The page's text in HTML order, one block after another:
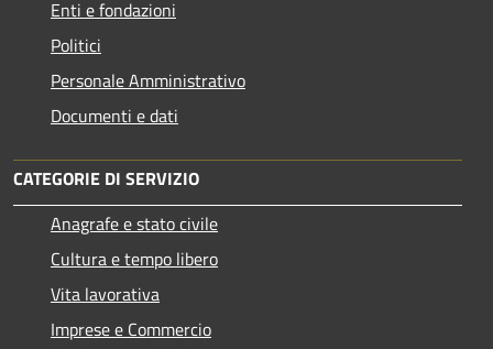
Enti e fondazioni
Politici
Personale Amministrativo
Documenti e dati
CATEGORIE DI SERVIZIO
Anagrafe e stato civile
Cultura e tempo libero
Vita lavorativa
Imprese e Commercio